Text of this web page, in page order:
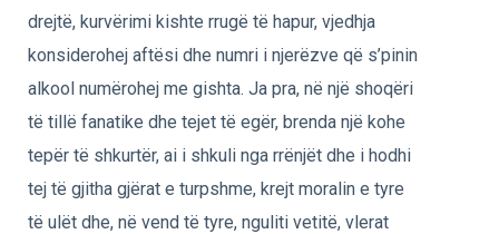
drejtë, kurvërimi kishte rrugë të hapur, vjedhja
konsiderohej aftësi dhe numri i njerëzve që s’pinin
alkool numërohej me gishta. Ja pra, në një shoqëri
të tillë fanatike dhe tejet të egër, brenda një kohe
tepër të shkurtër, ai i shkuli nga rrënjët dhe i hodhi
tej të gjitha gjërat e turpshme, krejt moralin e tyre
të ulët dhe, në vend të tyre, nguliti vetitë, vlerat